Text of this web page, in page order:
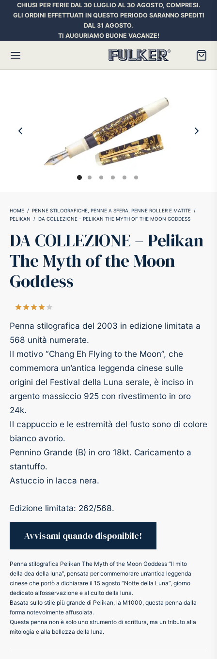
CHIUSI PER FERIE DAL 30 LUGLIO AL 30 AGOSTO, COMPRESI.
GLI ORDINI EFFETTUATI IN QUESTO PERIODO SARANNO SPEDITI
DAL 31 AGOSTO.
TI AUGURIAMO BUONE VACANZE!
HOME / PENNE STILOGRAFICHE, PENNE A SFERA, PENNE ROLLER E MATITE /
PELIKAN
/ DA COLLEZIONE – PELIKAN THE MYTH OF THE MOON GODDESS
DA COLLEZIONE – Pelikan
The Myth of the Moon
Goddess
Penna stilografica del 2003 in edizione limitata a
568 unità numerate.
Il motivo “Chang Eh Flying to the Moon”, che
commemora un’antica leggenda cinese sulle
origini del Festival della Luna serale, è inciso in
argento massiccio 925 con rivestimento in oro
24k.
Il cappuccio e le estremità del fusto sono di colore
bianco avorio.
Pennino Grande (B) in oro 18kt. Caricamento a
stantuffo.
Astuccio in lacca nera.
Edizione limitata: 262/568.
Penna stilografica Pelikan The Myth of the Moon Goddess “Il mito
della dea della luna”, pensata per commemorare un’antica leggenda
cinese che portò a dichiarare il 15 agosto “Notte della Luna”, giorno
dedicato all’osservazione e al culto della luna.
Basata sullo stile più grande di Pelikan, la M1000, questa penna dalla
forma notevolmente affusolata.
Questa penna non è solo uno strumento di scrittura, ma un tributo alla
mitologia e alla bellezza della luna.
SPACE PEN
Matic
Astronaut Space Pen
Space Pen
pressurizzato
PENNE
E INCHIOSTRI
Penne Stilografiche
Penne Roller